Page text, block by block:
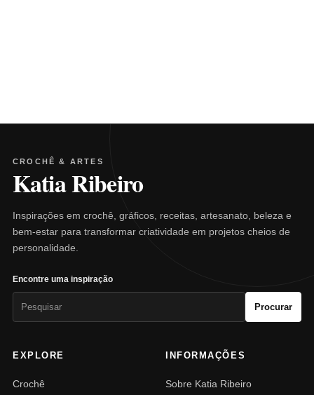
CROCHÊ & ARTES
Katia Ribeiro
Inspirações em crochê, gráficos, receitas, artesanato, beleza e
bem-estar para transformar criatividade em projetos cheios de
personalidade.
Encontre uma inspiração
Procurar
EXPLORE
Crochê
INFORMAÇÕES
Sobre Katia Ribeiro